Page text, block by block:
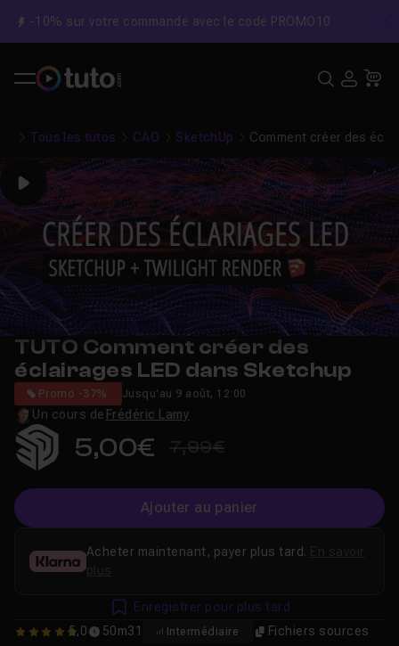
-10% sur votre commande avec le code PROMO10
Tous les tutos CAO SketchUp Comment créer des
Play
TUTO Comment créer des
éclairages LED dans Sketchup
Un cours de Frédéric Lamy
Promo -37% Jusqu'au 9 août, 12:00
5,00€ 7,99€
Ajouter au panier
5 5,0 50m31 Intermédiaire Fichiers sources
Acheter maintenant, payer plus tard.
plus
Enregistrer pour plus tard